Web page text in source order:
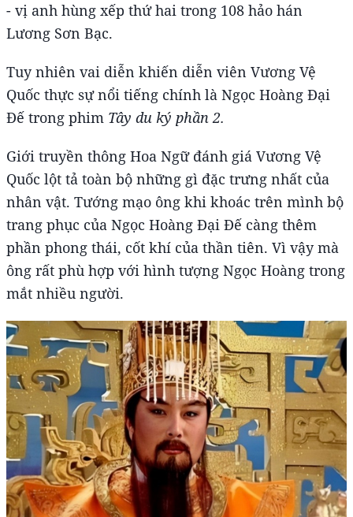
- vị anh hùng xếp thứ hai trong 108 hảo hán
Lương Sơn Bạc.
Tuy nhiên vai diễn khiến diễn viên Vương Vệ
Quốc thực sự nổi tiếng chính là Ngọc Hoàng Đại
Đế trong phim Tây du ký phần 2.
Giới truyền thông Hoa Ngữ đánh giá Vương Vệ
Quốc lột tả toàn bộ những gì đặc trưng nhất của
nhân vật. Tướng mạo ông khi khoác trên mình bộ
trang phục của Ngọc Hoàng Đại Đế càng thêm
phần phong thái, cốt khí của thần tiên. Vì vậy mà
ông rất phù hợp với hình tượng Ngọc Hoàng trong
mắt nhiều người.